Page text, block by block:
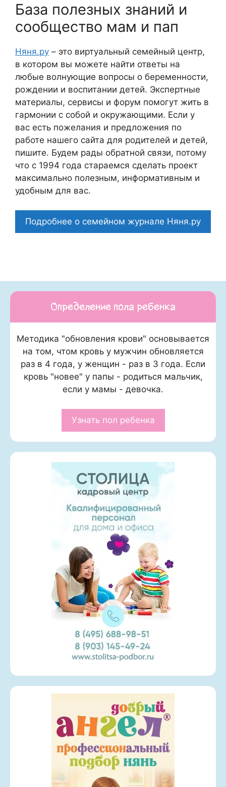
База полезных знаний и
сообщество мам и пап
Няня.ру – это виртуальный семейный центр,
в котором вы можете найти ответы на
любые волнующие вопросы о беременности,
рождении и воспитании детей. Экспертные
материалы, сервисы и форум помогут жить в
гармонии с собой и окружающими. Если у
вас есть пожелания и предложения по
работе нашего сайта для родителей и детей,
пишите. Будем рады обратной связи, потому
что c 1994 года стараемся сделать проект
максимально полезным, информативным и
удобным для вас.
Подробнее о семейном журнале Няня.ру
Определение пола ребенка
Методика "обновления крови" основывается
на том, чтом кровь у мужчин обновляется
раз в 4 года, у женщин - раз в 3 года. Если
кровь "новее" у папы - родиться мальчик,
если у мамы - девочка.
Узнать пол ребенка